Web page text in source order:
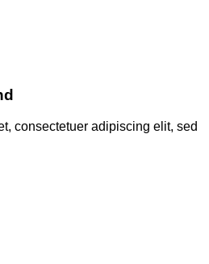
consectetuer adipiscing elit, sed